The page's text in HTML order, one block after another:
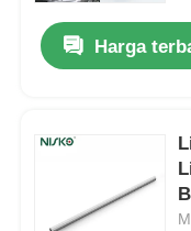
Wisata pabrik
Hubungi kami
Harga